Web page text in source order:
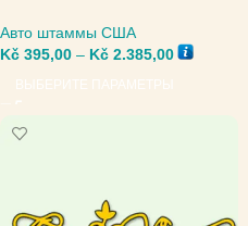
Авто штаммы США
Kč 395,00 – Kč 2.385,00
ВЫБЕРИТЕ ПАРАМЕТРЫ